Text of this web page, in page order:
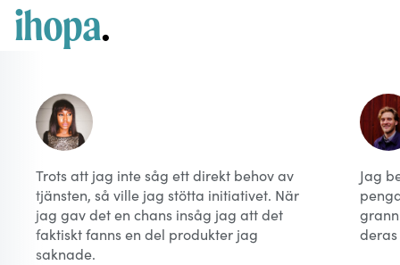
ihopa.
Trots att jag inte såg ett direkt behov av
tjänsten, så ville jag stötta initiativet. När
jag gav det en chans insåg jag att det
faktiskt fanns en del produkter jag
saknade.
Jag